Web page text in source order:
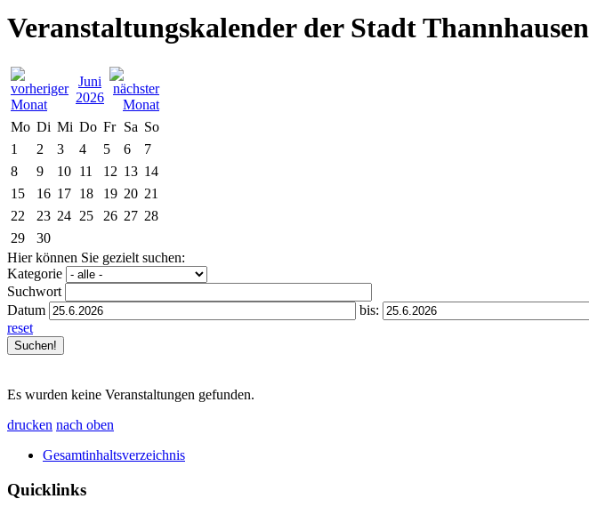
Veranstaltungskalender der Stadt Thannhausen
Juni
2026
Mo Di Mi Do Fr Sa So
1
2 3 4 5 6
7
8
9 10 11 12 13 14
15
16 17 18 19 20 21
22
23 24 25 26 27 28
29
30
Hier können Sie gezielt suchen:
Kategorie
Suchwort
Datum
bis:
reset
Es wurden keine Veranstaltungen gefunden.
drucken nach oben
Gesamtinhaltsverzeichnis
Quicklinks